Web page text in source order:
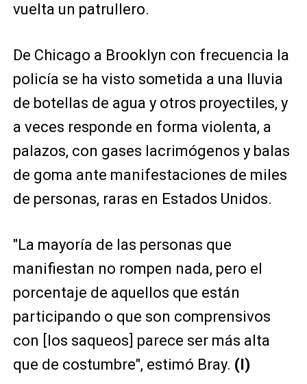
vuelta un patrullero.
De Chicago a Brooklyn con frecuencia la
policía se ha visto sometida a una lluvia
de botellas de agua y otros proyectiles, y
a veces responde en forma violenta, a
palazos, con gases lacrimógenos y balas
de goma ante manifestaciones de miles
de personas, raras en Estados Unidos.
"La mayoría de las personas que
manifiestan no rompen nada, pero el
porcentaje de aquellos que están
participando o que son comprensivos
con [los saqueos] parece ser más alta
que de costumbre", estimó Bray. (I)